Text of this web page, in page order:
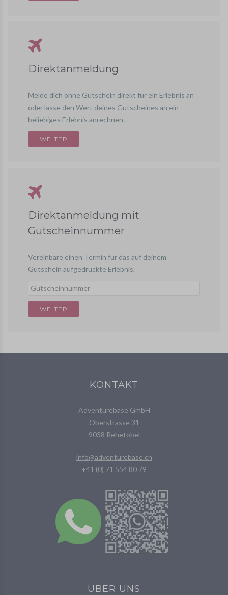
Direktanmeldung
Melde dich ohne Gutschein direkt für ein Erlebnis an
oder lasse den Wert deines Gutscheines an ein
beliebiges Erlebnis anrechnen.
Direktanmeldung mit
Gutscheinnummer
Vereinbare einen Termin für das auf deinem
Gutschein aufgedruckte Erlebnis.
KONTAKT
Adventurebase GmbH
Oberstrasse 31
9038 Rehetobel
info@adventurebase.ch
+41 (0) 71 554 80 79
ÜBER UNS